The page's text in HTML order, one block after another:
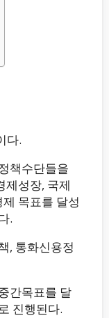
다.
책수단들을
제성장, 국제
목표를 달성
.
, 통화신용정
간목표를 달
진행된다.